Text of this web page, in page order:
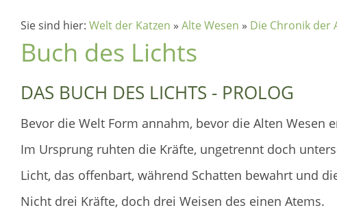
Sie sind hier: Welt der Katzen » Alte Wesen » Die Chronik der
Buch des Lichts
DAS BUCH DES LICHTS - PROLOG
Bevor die Welt Form annahm, bevor die Alten Wesen
Im Ursprung ruhten die Kräfte, ungetrennt doch
Licht, das offenbart, während Schatten bewahrt und
Nicht drei Kräfte, doch drei Weisen des einen Atems.